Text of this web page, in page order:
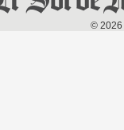
© 2026